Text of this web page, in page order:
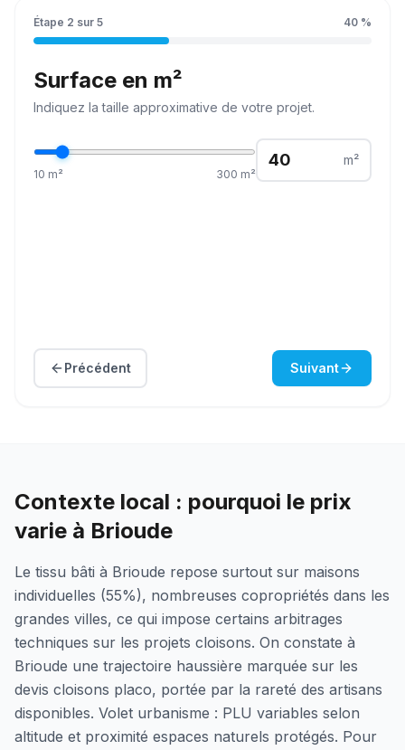
Étape 2 sur 5 40 %
Surface en m²
Indiquez lataille approximative de votre projet.
10 m² 300 m²
m²
Précédent Suivant
Contexte local : pourquoi le prix
varie à Brioude
Le tissu bâti à Brioude repose surtout sur maisons
individuelles (55%), nombreuses copropriétés dans les
grandes villes, ce qui impose certains arbitrages
techniques sur les projets cloisons. On constate à
Brioude une trajectoire haussière marquée sur les
devis cloisons placo, portée par la rareté des artisans
disponibles. Volet urbanisme : PLU variables selon
altitude et proximité espaces naturels protégés. Pour